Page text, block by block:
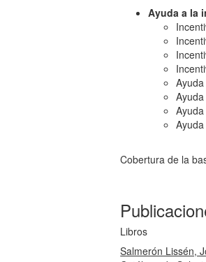
Ayuda a la
Cobertura de la
Libros
Salmerón Lissén,